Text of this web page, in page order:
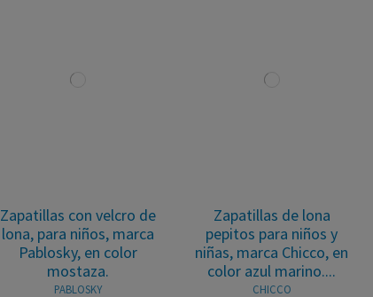
Zapatillas con velcro de
lona, para niños, marca
Pablosky, en color
mostaza.
PABLOSKY
Zapatillas de lona
pepitos para niños y
niñas, marca Chicco, en
color azul marino....
CHICCO